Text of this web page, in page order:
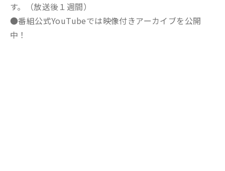
す。（放送後１週間）
●番組公式YouTubeでは映像付きアーカイブを公開
中！